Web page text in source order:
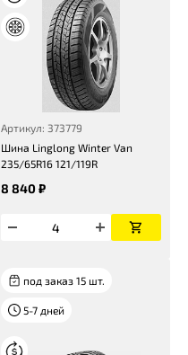
Артикул: 373779
Шина Linglong Winter Van
235/65R16 121/119R
8 840 ₽
под заказ 15 шт.
5-7 дней